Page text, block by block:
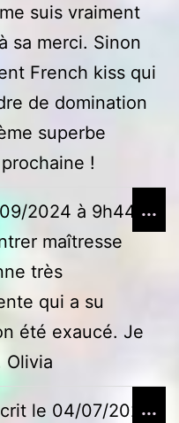
suis vraiment
sa merci. Sinon
French kiss qui
de domination
superbe
!
2024 à 9h44
maîtresse
très
qui a su
été exaucé. Je
Olivia
...
le 04/07/2024...